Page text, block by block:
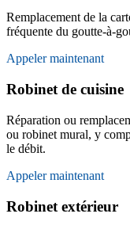
Remplacement de la
fréquente du goutte-à-
Appeler maintenant
Robinet de cuisine
Réparation ou
ou robinet mural, y
le débit.
Appeler maintenant
Robinet extérieur